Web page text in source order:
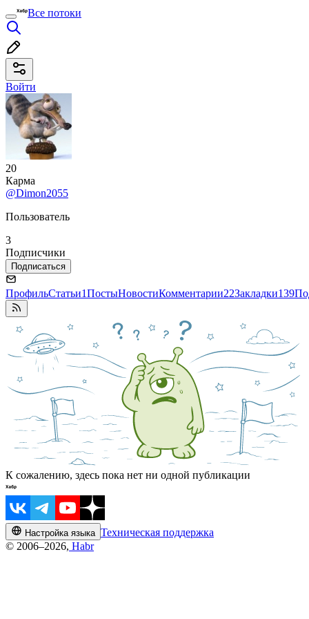
Все потоки
Войти
20
Карма
@Dimon2055
Пользователь
3
Подписчики
Подписаться
ПрофильСтатьи1ПостыНовостиКомментарии22Закладки139
К сожалению, здесь пока нет ни одной публикации
Настройка языка Техническая поддержка
© 2006–2026, Habr